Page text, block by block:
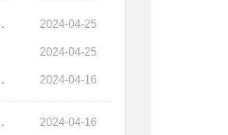
2024-04-25
2024-04-25
2024-04-16
2024-04-16